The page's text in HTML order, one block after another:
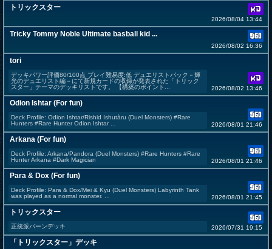
トリックスター
2026/08/04 13:44
Tricky Tommy Noble Ultimate basball kid ...
2026/08/02 16:36
tori
デッキパワー評価80/100点 プレイ難易度:低 デュエリストパック－輝
光のデュエリスト編－にて新規カードの収録が発表された「トリック
スター」テーマのデッキリストです。 【構築のポイント...
2026/08/02 13:46
Odion Ishtar (For fun)
Deck Profile: Odion Ishtar/Rishid Ishutàru (Duel Monsters) #Rare
Hunters #Rare Hunter Odion Ishtar ...
2026/08/01 21:46
Arkana (For fun)
Deck Profile: Arkana/Pandora (Duel Monsters) #Rare Hunters #Rare
Hunter Arkana #Dark Magician
2026/08/01 21:46
Para & Dox (For fun)
Deck Profile: Para & Dox/Mei & Kyu (Duel Monsters) Labyrinth Tank
was played as a normal monster. ...
2026/08/01 21:45
トリックスター
正統派バーンデッキ 2026/07/31 19:15
「トリックスター」デッキ